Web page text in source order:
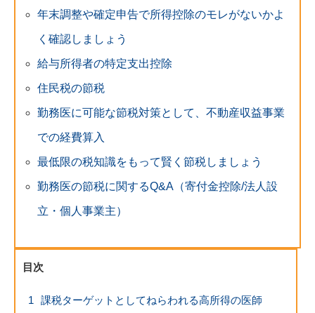
年末調整や確定申告で所得控除のモレがないかよ
く確認しましょう
給与所得者の特定支出控除
住民税の節税
勤務医に可能な節税対策として、不動産収益事業
での経費算入
最低限の税知識をもって賢く節税しましょう
勤務医の節税に関するQ&A（寄付金控除/法人設
立・個人事業主）
目次
1
課税ターゲットとしてねらわれる高所得の医師